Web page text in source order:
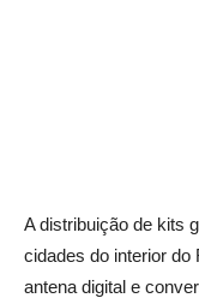
A distribuição de kits
cidades do interior
antena digital e